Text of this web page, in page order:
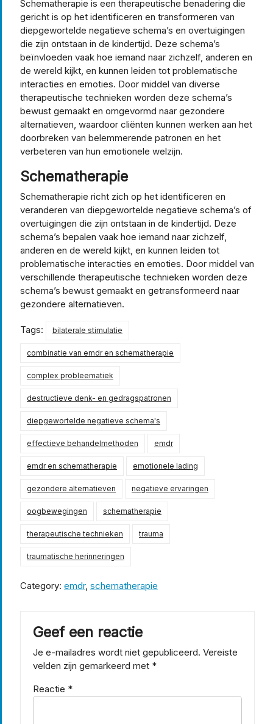
Schematherapie is een therapeutische benadering die
gericht is op het identificeren en transformeren van
diepgewortelde negatieve schema’s en overtuigingen
die zijn ontstaan in de kindertijd. Deze schema’s
beïnvloeden vaak hoe iemand naar zichzelf, anderen en
de wereld kijkt, en kunnen leiden tot problematische
interacties en emoties. Door middel van diverse
therapeutische technieken worden deze schema’s
bewust gemaakt en omgevormd naar gezondere
alternatieven, waardoor cliënten kunnen werken aan het
doorbreken van belemmerende patronen en het
verbeteren van hun emotionele welzijn.
Schematherapie
Schematherapie richt zich op het identificeren en
veranderen van diepgewortelde negatieve schema’s of
overtuigingen die zijn ontstaan in de kindertijd. Deze
schema’s bepalen vaak hoe iemand naar zichzelf,
anderen en de wereld kijkt, en kunnen leiden tot
problematische interacties en emoties. Door middel van
verschillende therapeutische technieken worden deze
schema’s bewust gemaakt en getransformeerd naar
gezondere alternatieven.
Tags: bilaterale stimulatie
combinatie van emdr en schematherapie
complex probleematiek
destructieve denk- en gedragspatronen
diepgewortelde negatieve schema's
effectieve behandelmethoden emdr
emdr en schematherapie emotionele lading
gezondere alternatieven negatieve ervaringen
oogbewegingen schematherapie
therapeutische technieken trauma
traumatische herinneringen
Category: emdr, schematherapie
Geef een reactie
Je e-mailadres wordt niet gepubliceerd. Vereiste
velden zijn gemarkeerd met *
Reactie *